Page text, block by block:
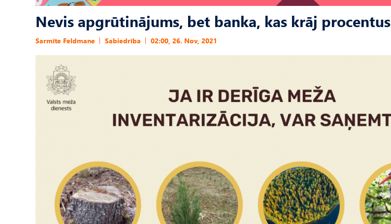
Nevis apgrūtinājums, bet banka, kas krāj procentus
Sarmīte Feldmane Sabiedrība 02:00, 26. Nov, 2021